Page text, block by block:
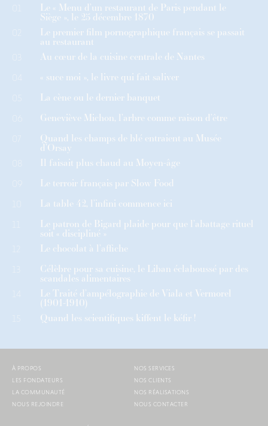
Le « Menu d’un restaurant de Paris pendant le
Siège », le 25 décembre 1870
Le premier film pornographique français se passait
au restaurant
Au cœur de la cuisine centrale de Nantes
« suce moi », le livre qui fait saliver
La cène ou le dernier banquet
06 Geneviève Michon, l’arbre comme raison d’être
Quand les champs de blé entraient au Musée
d’Orsay
Il faisait plus chaud au Moyen-âge
09 Le terroir français par Slow Food
La table 42, l’infini commence ici
Le patron de Bigard plaide pour que l’abattage rituel
soit « discipliné »
Le chocolat à l’affiche
Célèbre pour sa cuisine, le Liban éclaboussé par des
scandales alimentaires
Le Traité d’ampélographie de Viala et Vermorel
(1901-1910)
Quand les scientifiques kiffent le kéfir !
À PROPOS
LES FONDATEURS
LA COMMUNAUTÉ
NOUS REJOINDRE
NOS SERVICES
NOS CLIENTS
NOS RÉALISATIONS
NOUS CONTACTER